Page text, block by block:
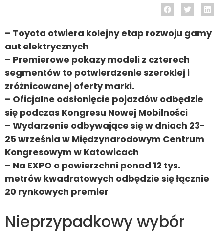
– Toyota otwiera kolejny etap rozwoju gamy
aut elektrycznych
– Premierowe pokazy modeli z czterech
segmentów to potwierdzenie szerokiej i
zróżnicowanej oferty marki.
– Oficjalne odsłonięcie pojazdów odbędzie
się podczas Kongresu Nowej Mobilności
– Wydarzenie odbywające się w dniach 23-
25 września w Międzynarodowym Centrum
Kongresowym w Katowicach
– Na EXPO o powierzchni ponad 12 tys.
metrów kwadratowych odbędzie się łącznie
20 rynkowych premier
Nieprzypadkowy wybór